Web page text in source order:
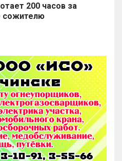
200 часов за
сожителю